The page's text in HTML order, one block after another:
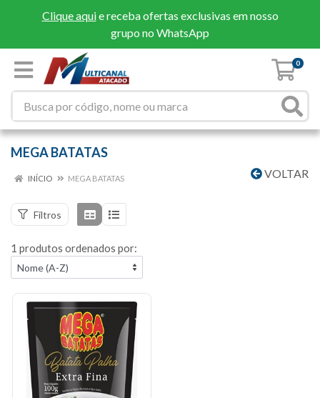
Clique aquie receba ofertas exclusivas em nosso
grupo no WhatsApp
0
MEGA BATATAS
VOLTAR
INÍCIO MEGA BATATAS
Filtros
1 produtos ordenados por: